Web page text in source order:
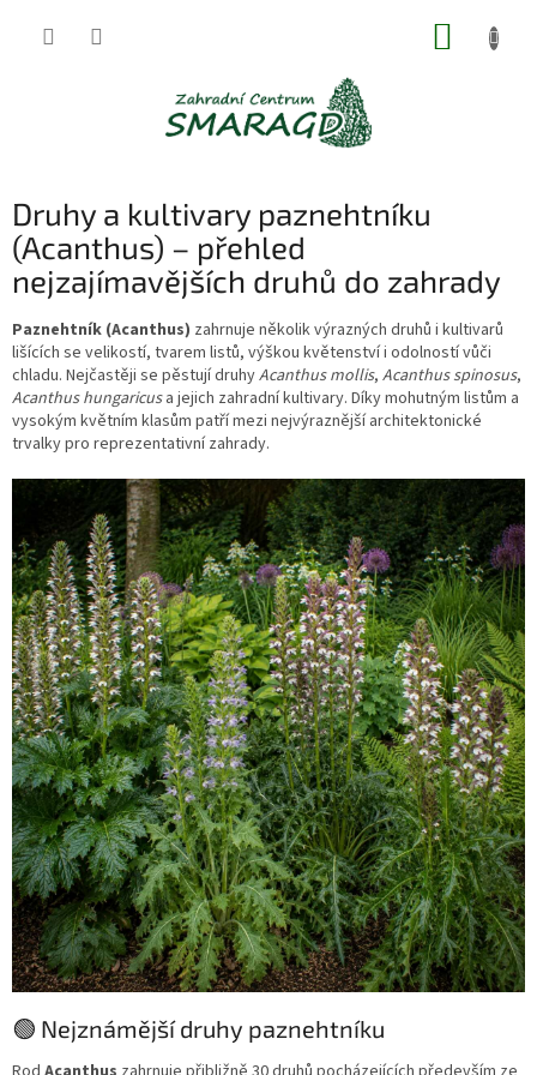
Druhy a kultivary paznehtníku
(Acanthus) – přehled
nejzajímavějších druhů do zahrady
Paznehtník (Acanthus) zahrnuje několik výrazných druhů i kultivarů
lišících se velikostí, tvarem listů, výškou květenství i odolností vůči
chladu. Nejčastěji se pěstují druhyAcanthus mollis, Acanthus spinosus,
Acanthus hungaricusa jejich zahradní kultivary. Díky mohutným listům a
vysokým květním klasům patří mezi nejvýraznější architektonické
trvalky pro reprezentativní zahrady.
🟢 Nejznámější druhy paznehtníku